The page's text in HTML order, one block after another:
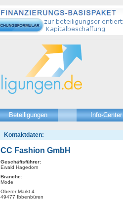
Beteiligungen Info-Center
Kontaktdaten:
CC Fashion GmbH
Geschäftsführer:
Ewald Hagedorn
Branche:
Mode
Oberer Markt 4
49477 Ibbenbüren